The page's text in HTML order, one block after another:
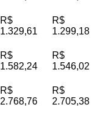
R$
1.329,61
R$
1.299,18
R$
1.582,24
R$
1.546,02
R$
2.768,76
R$
2.705,38